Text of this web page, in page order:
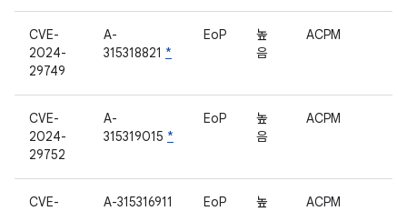
CVE-
2024-
29749
A-
315318821 *
EoP
높
음
ACPM
CVE-
2024-
29752
A-
315319015 *
EoP
높
음
ACPM
CVE-
A-315316911
EoP
높
ACPM